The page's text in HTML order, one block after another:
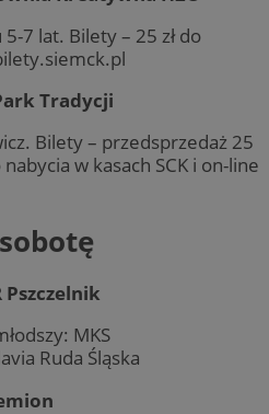
7 lat. Bilety – 25 zł do
Tradycji
Bilety – przedsprzedaż 25
w kasach SCK i on-line
Pszczelnik
MKS
Ruda Śląska